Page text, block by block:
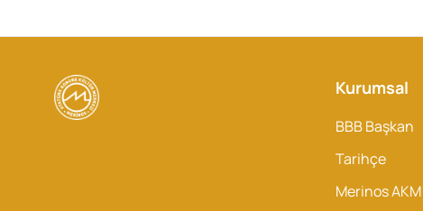
Kurumsal
BBB Başkan
Tarihçe
Merinos AKM